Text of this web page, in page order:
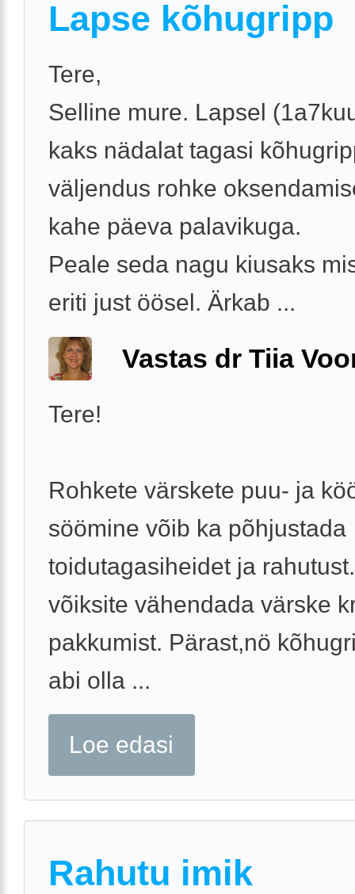
Lapse kõhugripp
Tere,
Selline mure. Lapsel
kaks nädalat tagasi
väljendus rohke
kahe päeva palavikuga.
Peale seda nagu kiusaks
eriti just öösel. Ärkab ...
Vastas dr Tiia
Tere!
Rohkete värskete puu- ja
söömine võib ka põhjustada
toidutagasiheidet ja
võiksite vähendada värske
pakkumist. Pärast,nö
abi olla ...
Loe edasi
Rahutu imik